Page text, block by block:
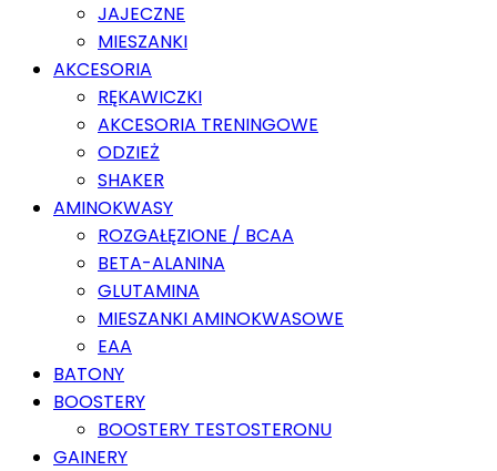
JAJECZNE
MIESZANKI
AKCESORIA
RĘKAWICZKI
AKCESORIA TRENINGOWE
ODZIEŻ
SHAKER
AMINOKWASY
ROZGAŁĘZIONE / BCAA
BETA-ALANINA
GLUTAMINA
MIESZANKI AMINOKWASOWE
EAA
BATONY
BOOSTERY
BOOSTERY TESTOSTERONU
GAINERY